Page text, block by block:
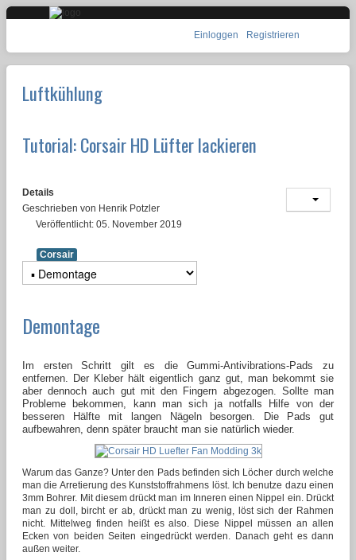
Einloggen Registrieren
Luftkühlung
Tutorial: Corsair HD Lüfter lackieren
Details
Geschrieben von Henrik Potzler
Veröffentlicht: 05. November 2019
Corsair
Demontage
Im ersten Schritt gilt es die Gummi-Antivibrations-Pads zu
entfernen. Der Kleber hält eigentlich ganz gut, man bekommt sie
aber dennoch auch gut mit den Fingern abgezogen. Sollte man
Probleme bekommen, kann man sich ja notfalls Hilfe von der
besseren Hälfte mit langen Nägeln besorgen. Die Pads gut
aufbewahren, denn später braucht man sie natürlich wieder.
Warum das Ganze? Unter den Pads befinden sich Löcher durch welche
man die Arretierung des Kunststoffrahmens löst. Ich benutze dazu einen
3mm Bohrer. Mit diesem drückt man im Inneren einen Nippel ein. Drückt
man zu doll, bircht er ab, drückt man zu wenig, löst sich der Rahmen
nicht. Mittelweg finden heißt es also. Diese Nippel müssen an allen
Ecken von beiden Seiten eingedrückt werden. Danach geht es dann
außen weiter.